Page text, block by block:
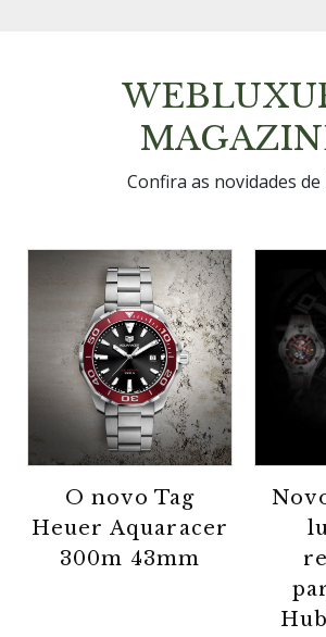
Confira as novidades de
O novo Tag
Heuer Aquaracer
300m 43mm